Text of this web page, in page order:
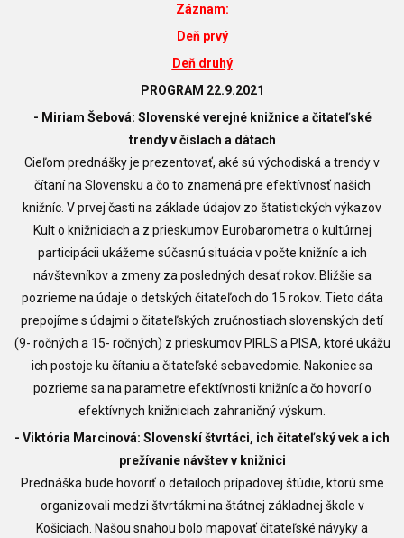
Záznam:
Deň prvý
Deň druhý
PROGRAM 22.9.2021
- Miriam Šebová: Slovenské verejné knižnice a čitateľské
trendy v číslach a dátach
Cieľom prednášky je prezentovať, aké sú východiská a trendy v
čítaní na Slovensku a čo to znamená pre efektívnosť našich
knižníc. V prvej časti na základe údajov zo štatistických výkazov
Kult o knižniciach a z prieskumov Eurobarometra o kultúrnej
participácii ukážeme súčasnú situácia v počte knižníc a ich
návštevníkov a zmeny za posledných desať rokov. Bližšie sa
pozrieme na údaje o detských čitateľoch do 15 rokov. Tieto dáta
prepojíme s údajmi o čitateľských zručnostiach slovenských detí
(9- ročných a 15- ročných) z prieskumov PIRLS a PISA, ktoré ukážu
ich postoje ku čítaniu a čitateľské sebavedomie. Nakoniec sa
pozrieme sa na parametre efektívnosti knižníc a čo hovorí o
efektívnych knižniciach zahraničný výskum.
- Viktória Marcinová: Slovenskí štvrtáci, ich čitateľský vek a ich
prežívanie návštev v knižnici
Prednáška bude hovoriť o detailoch prípadovej štúdie, ktorú sme
organizovali medzi štvrtákmi na štátnej základnej škole v
Košiciach. Našou snahou bolo mapovať čitateľské návyky a